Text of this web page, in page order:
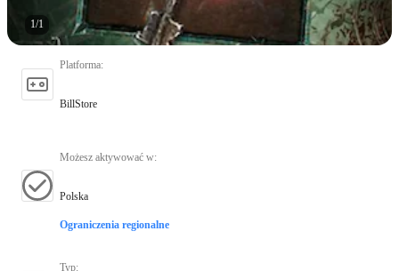
1/1
Platforma:
BillStore
Możesz aktywować w:
Polska
Ograniczenia regionalne
Typ: